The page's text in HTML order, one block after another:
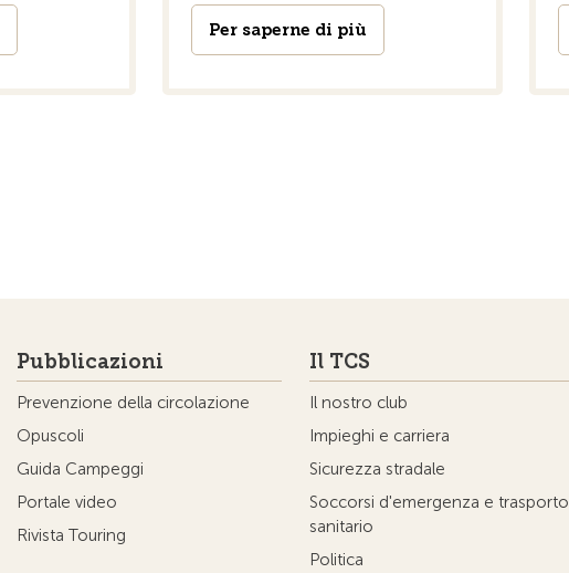
Per saperne di più
Pubblicazioni
Prevenzione della circolazione
Opuscoli
Guida Campeggi
Portale video
Rivista Touring
Il TCS
Il nostro club
Impieghi e carriera
Sicurezza stradale
Soccorsi d'emergenza e trasporto
sanitario
Politica